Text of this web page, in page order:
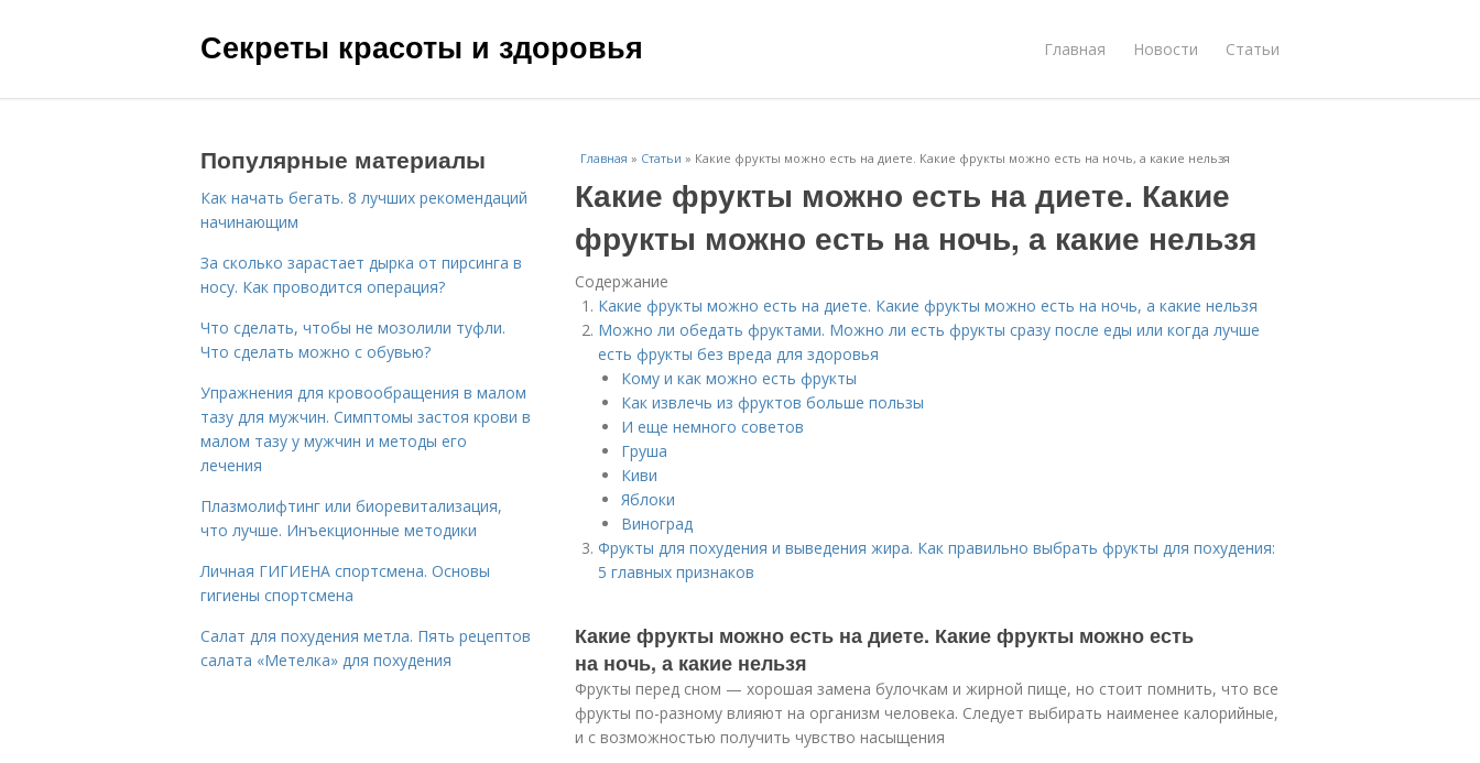
Секреты красоты и здоровья Главная Новости Статьи
Главная » Статьи » Какие фрукты можно есть на диете. Какие фрукты можно есть на ночь, а какие нельзя
Какие фрукты можно есть на диете. Какие
фрукты можно есть на ночь, а какие нельзя
Содержание
Какие фрукты можно есть на диете. Какие фрукты можно есть на ночь, а какие нельзя
Можно ли обедать фруктами. Можно ли есть фрукты сразу после еды или когда лучше
есть фрукты без вреда для здоровья
Кому и как можно есть фрукты
Как извлечь из фруктов больше пользы
И еще немного советов
Груша
Киви
Яблоки
Виноград
Фрукты для похудения и выведения жира. Как правильно выбрать фрукты для похудения:
5 главных признаков
Какие фрукты можно есть на диете. Какие фрукты можно есть
на ночь, а какие нельзя
Фрукты перед сном — хорошая замена булочкам и жирной пище, но стоит помнить, что все
фрукты по-разному влияют на организм человека. Следует выбирать наименее калорийные,
и с возможностью получить чувство насыщения
Популярные материалы
Как начать бегать. 8 лучших рекомендаций
начинающим
За сколько зарастает дырка от пирсинга в
носу. Как проводится операция?
Что сделать, чтобы не мозолили туфли.
Что сделать можно с обувью?
Упражнения для кровообращения в малом
тазу для мужчин. Симптомы застоя крови в
малом тазу у мужчин и методы его
лечения
Плазмолифтинг или биоревитализация,
что лучше. Инъекционные методики
Личная ГИГИЕНА спортсмена. Основы
гигиены спортсмена
Салат для похудения метла. Пять рецептов
салата «Метелка» для похудения